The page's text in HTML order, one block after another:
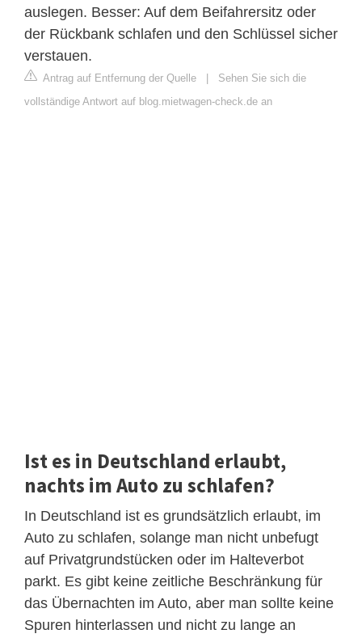
auslegen. Besser: Auf dem Beifahrersitz oder
der Rückbank schlafen und den Schlüssel sicher
verstauen.
Antrag auf Entfernung der Quelle
Sehen Sie sich die
vollständige Antwort auf blog.mietwagen-check.de an
Ist es in Deutschland erlaubt,
nachts im Auto zu schlafen?
In Deutschland ist es grundsätzlich erlaubt, im
Auto zu schlafen, solange man nicht unbefugt
auf Privatgrundstücken oder im Halteverbot
parkt. Es gibt keine zeitliche Beschränkung für
das Übernachten im Auto, aber man sollte keine
Spuren hinterlassen und nicht zu lange an